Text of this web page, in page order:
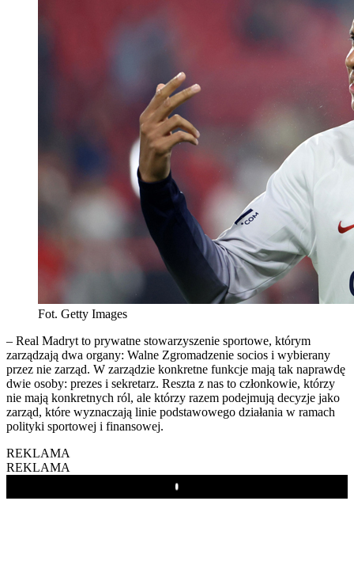
Fot. Getty Images
– Real Madryt to prywatne stowarzyszenie sportowe, którym
zarządzają dwa organy: Walne Zgromadzenie socios i wybierany
przez nie zarząd. W zarządzie konkretne funkcje mają tak naprawdę
dwie osoby: prezes i sekretarz. Reszta z nas to członkowie, którzy
nie mają konkretnych ról, ale którzy razem podejmują decyzje jako
zarząd, które wyznaczają linie podstawowego działania w ramach
polityki sportowej i finansowej.
REKLAMA
REKLAMA
Play